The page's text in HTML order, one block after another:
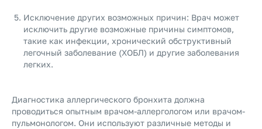
Исключение других возможных причин: Врач может
исключить другие возможные причины симптомов,
такие как инфекции, хронический обструктивный
легочный заболевание (ХОБЛ) и другие заболевания
легких.
Диагностика аллергического бронхита должна
проводиться опытным врачом-аллергологом или врачом-
пульмонологом. Они используют различные методы и